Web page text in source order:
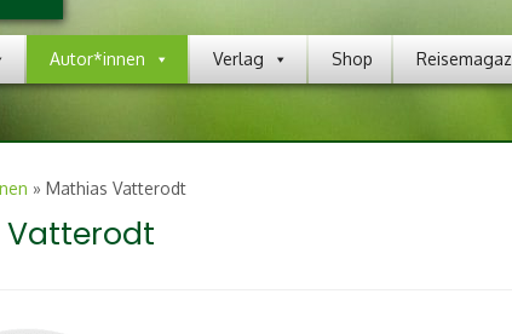
Autor*innen Verlag Shop
» Mathias Vatterodt
Vatterodt